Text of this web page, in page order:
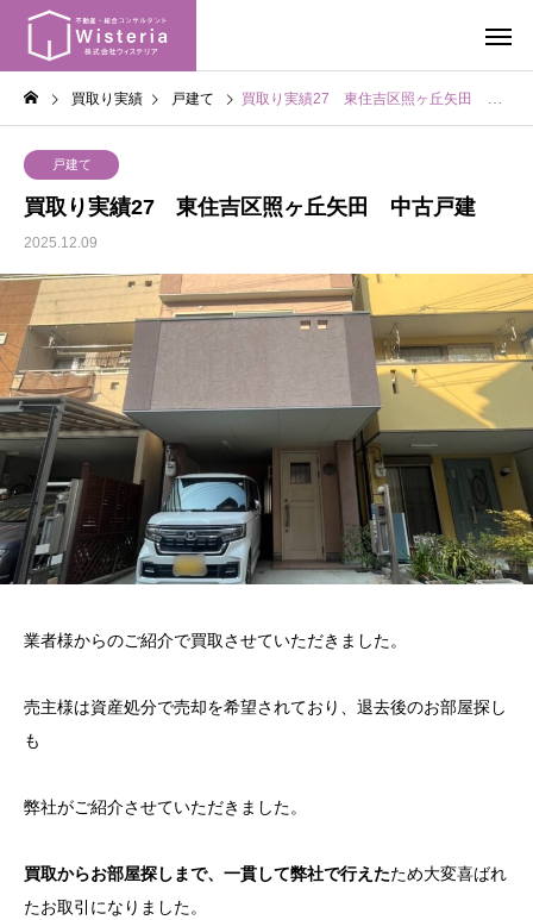
買取り実績 戸建て 買取り実績27 東住吉区照ヶ丘矢田 中古戸建
戸建て
買取り実績27 東住吉区照ヶ丘矢田 中古戸建
2025.12.09
業者様からのご紹介で買取させていただきました。
売主様は資産処分で売却を希望されており、退去後のお部屋探し
も
弊社がご紹介させていただきました。
買取からお部屋探しまで、一貫して弊社で行えたため大変喜ばれ
たお取引になりました。